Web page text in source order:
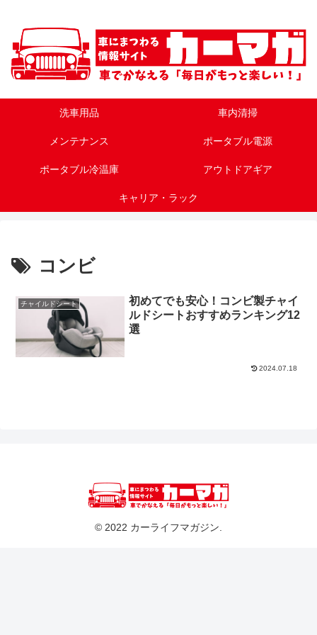
洗車用品 車内清掃
メンテナンス ポータブル電源
ポータブル冷温庫 アウトドアギア
キャリア・ラック
コンビ
チャイルドシート
初めてでも安心！コンビ製チャイ
ルドシートおすすめランキング12
選
2024.07.18
© 2022 カーライフマガジン.